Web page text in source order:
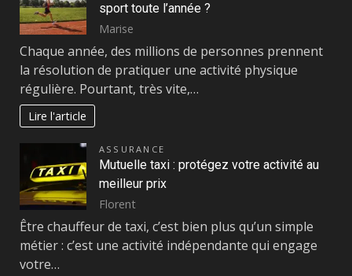
sport toute l’année ?
Marise
Chaque année, des millions de personnes prennent
la résolution de pratiquer une activité physique
régulière. Pourtant, très vite,…
Lire l'article
ASSURANCE
Mutuelle taxi : protégez votre activité au
meilleur prix
Florent
Être chauffeur de taxi, c’est bien plus qu’un simple
métier : c’est une activité indépendante qui engage
votre…